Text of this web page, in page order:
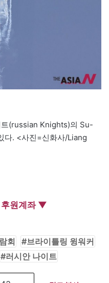
트(russian Knights)의 Su-
다. <사진=신화사/Liang
원계좌 ▼
회
브라이틀링 윙워커
러시안 나이트